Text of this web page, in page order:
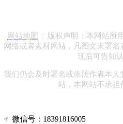
网站地图
| 版权声明：本网站所
网络或者素材网站，凡图文未署
现后可告知认
我们仍会及时署名或依照作者本
站，本网站不承担
+ 微信号： 18391816005